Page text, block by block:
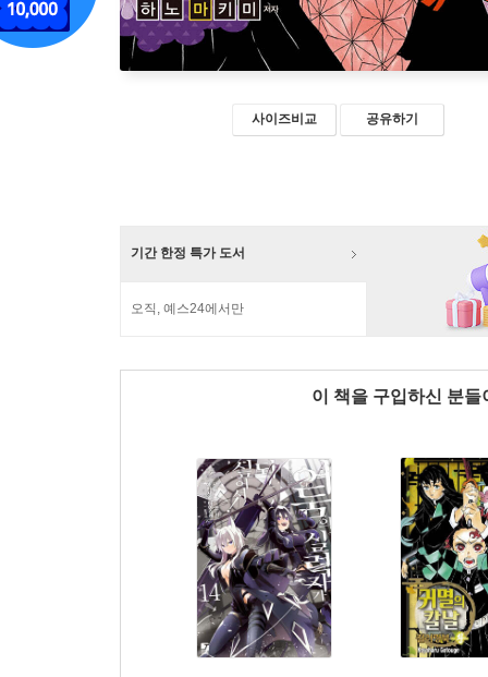
사이즈비교 공유하기
기간 한정 특가 도서
오직, 예스24에서만
이 책을 구입하신 분